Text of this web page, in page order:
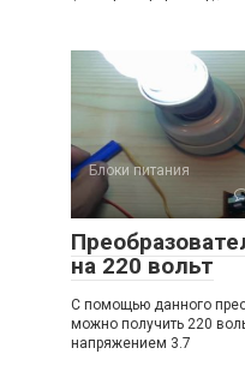
Блоки питания
на 220 вольт
С помощью данного
можно получить 220
напряжением 3.7